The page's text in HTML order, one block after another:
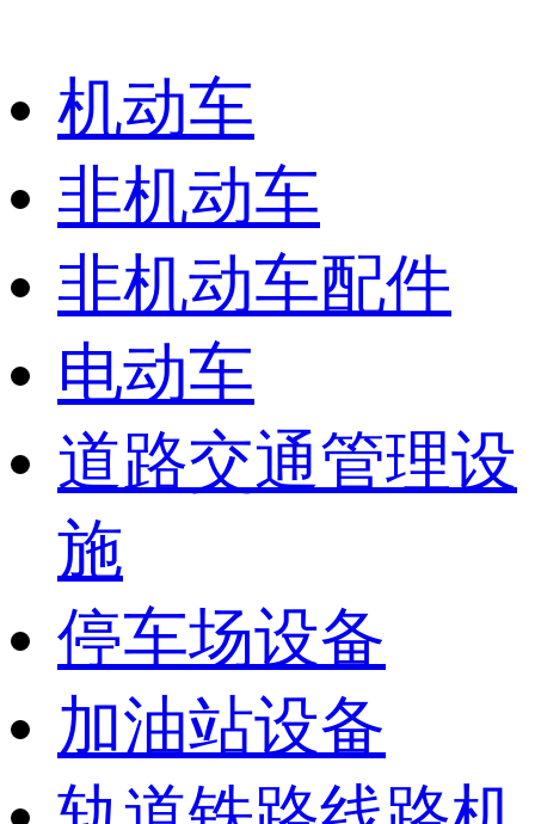
机动车
非机动车
非机动车配件
电动车
道路交通管理设
施
停车场设备
加油站设备